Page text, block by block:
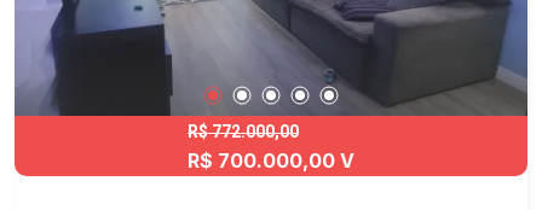
alumínio, sala de 10m comprimento, acabamento
de alto padrão. Agende sua visita!!!
#sobradoparavenda #imobiliaria #altodaponte
R$ 772.000,00
R$ 700.000,00 V